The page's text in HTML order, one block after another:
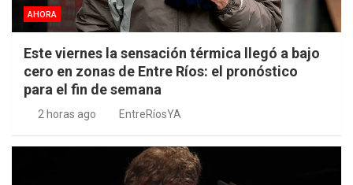
AHORA
Este viernes la sensación térmica llegó a bajo
cero en zonas de Entre Ríos: el pronóstico
para el fin de semana
2 horas ago EntreRíosYA